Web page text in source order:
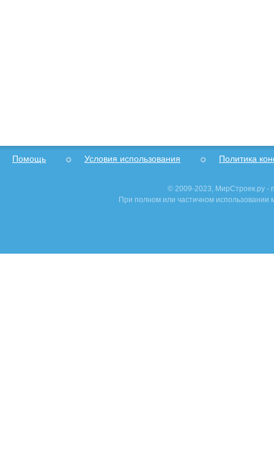
Помощь Условия использования Политика
© 2009-2023, МирСтроек.ру -
При полном или частичном использовании